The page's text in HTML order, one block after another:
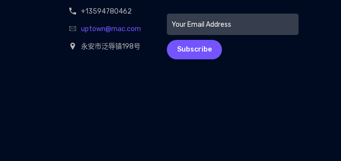
+13594780462
uptown@mac.com
永安市泛辱镇198号 Subscribe